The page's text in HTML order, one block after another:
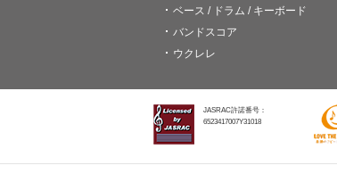
ベース / ドラム / キーボード
バンドスコア
ウクレレ
JASRAC許諾番号：
6523417007Y31018